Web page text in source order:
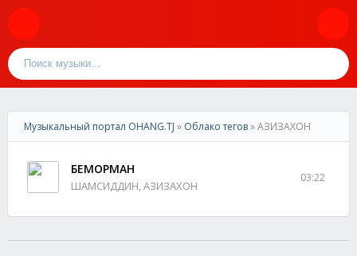
Музыкальный портал OHANG.TJ » Облако тегов» АЗИЗАХОН
БЕМОРМАН
ШАМСИДДИН, АЗИЗАХОН
03:22